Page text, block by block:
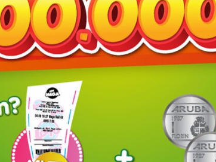
Dama local disfrutando
banda di lama a ser atraca
pa un hoben local den un
grupo
na Paradera